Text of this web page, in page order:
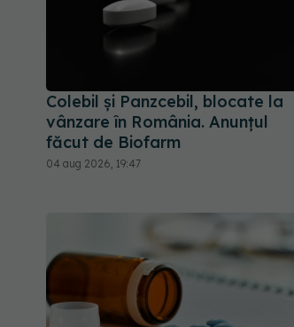
Colebil și Panzcebil, blocate la
vânzare în România. Anunțul
făcut de Biofarm
04 aug 2026, 19:47